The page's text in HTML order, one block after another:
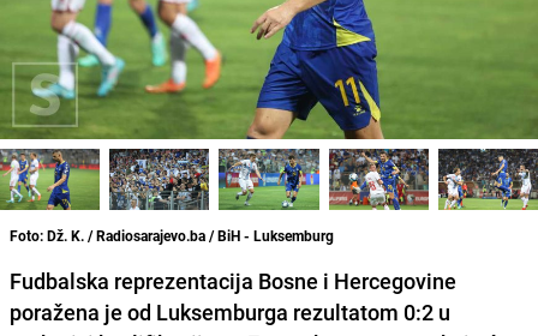
Foto: Dž. K. / Radiosarajevo.ba / BiH - Luksemburg
Fudbalska reprezentacija Bosne i Hercegovine
poražena je od Luksemburga rezultatom 0:2 u